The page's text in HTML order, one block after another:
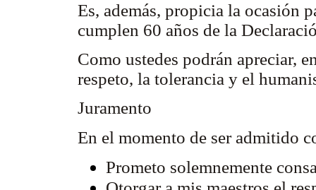
Es, además, propicia la ocasión
cumplen 60 años de la
Como ustedes podrán apreciar,
respeto, la tolerancia y el
Juramento
En el momento de ser admitido
Prometo solemnemente